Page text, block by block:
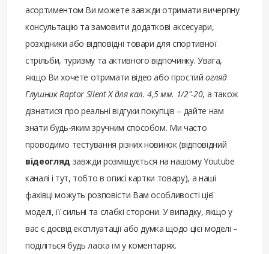
асортиментом Ви можете завжди отримати вичерпну
консультацію та замовити додаткові аксесуари,
розхідники або відповідні товари для спортивної
стрільби, туризму та активного відпочинку. Увага,
якщо Ви хочете отримати відео або простийогляд
Глушник Raptor Silent X для кал. 4,5 мм. 1/2"-20, а також
дізнатися про реальні відгуки покупців – дайте нам
знати будь-яким зручним способом. Ми часто
проводимо тестування різних новинок (відповідний
відеогляд завжди розміщується на нашому Youtube
каналі і тут, тобто в описі картки товару), а наші
фахівці можуть розповісти Вам особливості цієї
моделі, її сильні та слабкі сторони. У випадку, якщо у
вас є досвід експлуатації або думка щодо цієї моделі –
поділіться будь ласка їм у коментарях.